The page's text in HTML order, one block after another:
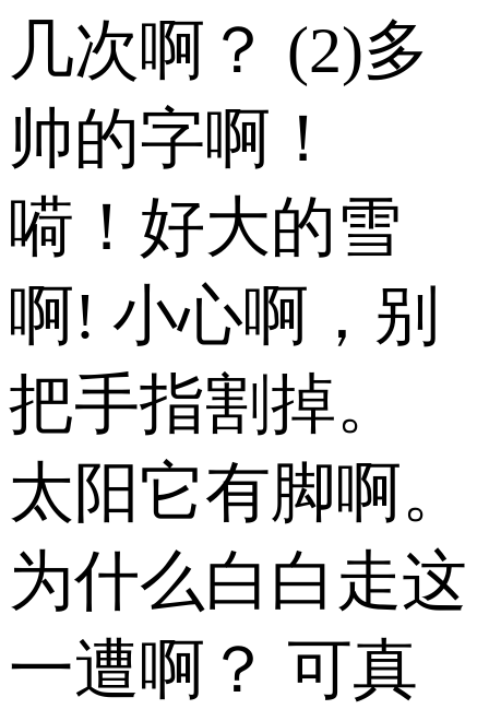
几次啊？ (2)多
帅的字啊！
嗬！好大的雪
啊! 小心啊，别
把手指割掉。
太阳它有脚啊。
为什么白白走这
一遭啊？ 可真